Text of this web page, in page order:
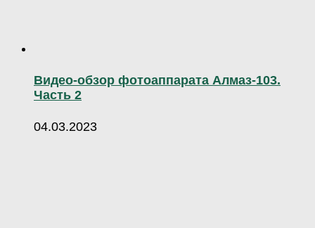
Видео-обзор фотоаппарата Алмаз-103.
Часть 2
04.03.2023